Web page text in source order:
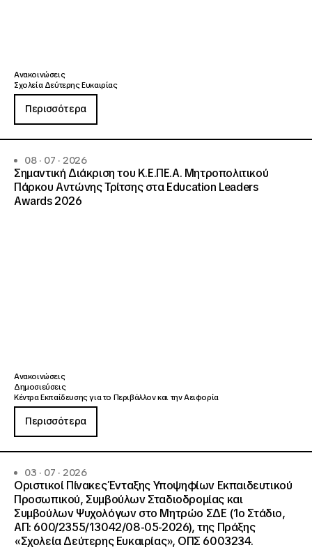
Ανακοινώσεις
Σχολεία Δεύτερης Ευκαιρίας
Περισσότερα
08 · 07 · 2026
Σημαντική Διάκριση του Κ.Ε.ΠΕ.Α. Μητροπολιτικού
Πάρκου Αντώνης Τρίτσης στα Education Leaders
Awards 2026
Ανακοινώσεις
Δημοσιεύσεις
Κέντρα Εκπαίδευσης για το Περιβάλλον και την Αειφορία
Περισσότερα
03 · 07 · 2026
Οριστικοί Πίνακες Ένταξης Υποψηφίων Εκπαιδευτικού
Προσωπικού, Συμβούλων Σταδιοδρομίας και
Συμβούλων Ψυχολόγων στο Μητρώο ΣΔΕ (1ο Στάδιο,
ΑΠ: 600/2355/13042/08-05-2026), της Πράξης
«Σχολεία Δεύτερης Ευκαιρίας», ΟΠΣ 6003234.